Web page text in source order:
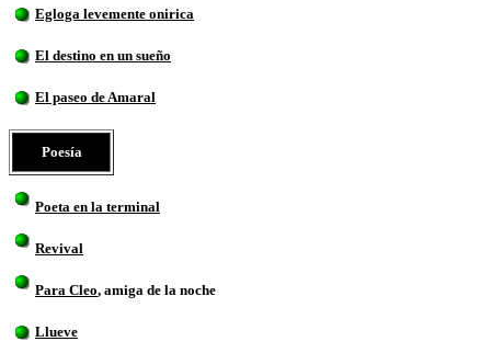
Egloga levemente onirica
El destino en un sueño
El paseo de Amaral
Poesía
Poeta en la terminal
Revival
Para Cleo, amiga de la noche
Llueve